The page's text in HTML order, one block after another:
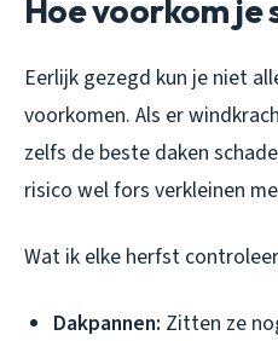
Hoe voorkom je
Eerlijk gezegd kun je niet
voorkomen. Als er
zelfs de beste daken
risico wel fors verkleinen
Wat ik elke herfst
Dakpannen: Zitten ze